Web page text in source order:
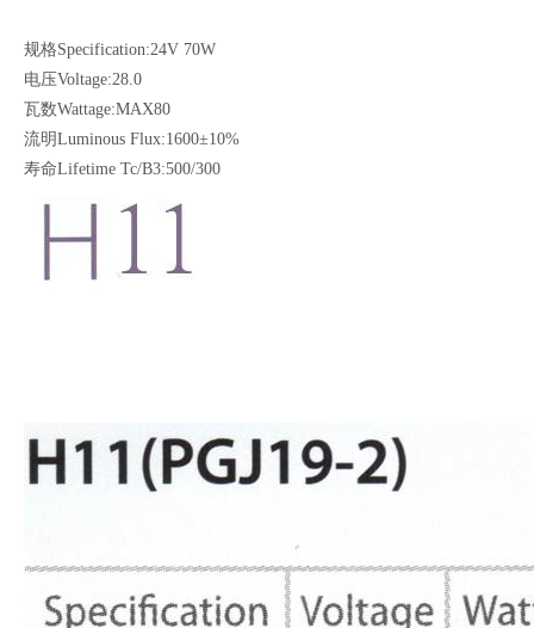
规格Specification:24V 70W
电压Voltage:28.0
瓦数Wattage:MAX80
流明Luminous Flux:1600±10%
寿命Lifetime Tc/B3:500/300